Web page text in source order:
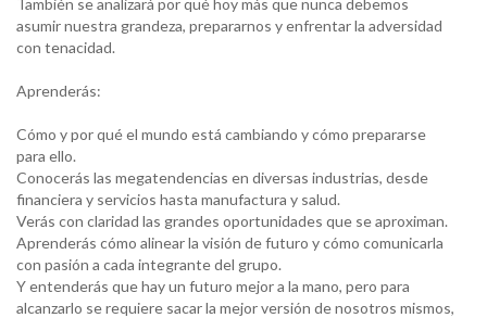
También se analizará por qué hoy más que nunca debemos
asumir nuestra grandeza, prepararnos y enfrentar la adversidad
con tenacidad.
Aprenderás:
Cómo y por qué el mundo está cambiando y cómo prepararse
para ello.
Conocerás las megatendencias en diversas industrias, desde
financiera y servicios hasta manufactura y salud.
Verás con claridad las grandes oportunidades que se aproximan.
Aprenderás cómo alinear la visión de futuro y cómo comunicarla
con pasión a cada integrante del grupo.
Y entenderás que hay un futuro mejor a la mano, pero para
alcanzarlo se requiere sacar la mejor versión de nosotros mismos,
SIMPOSIO RRHH ANTAD